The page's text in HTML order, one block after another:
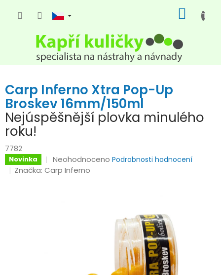
KOŠÍK
Carp Inferno Xtra Pop-Up
Broskev 16mm/150ml
Nejúspěšnější plovka minulého
roku!
7782
Novinka
Průměrné
hodnocení
Neohodnoceno Podrobnosti hodnocení
Značka:Carp Inferno